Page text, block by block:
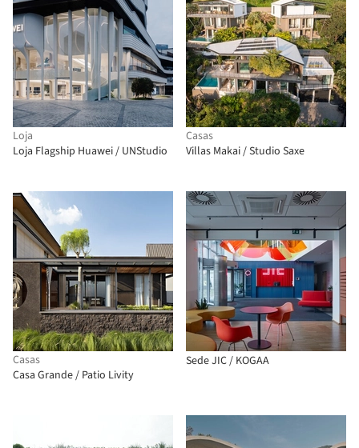
Loja
Loja Flagship Huawei / UNStudio
Casas
Villas Makai / Studio Saxe
Casas
Casa Grande / Patio Livity
Sede JIC / KOGAA